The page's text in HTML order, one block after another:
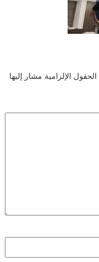
الحقول الإلزامية مشار إليها